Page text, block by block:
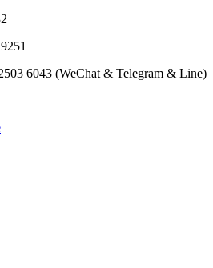
6043 (WeChat & Telegram & Line)